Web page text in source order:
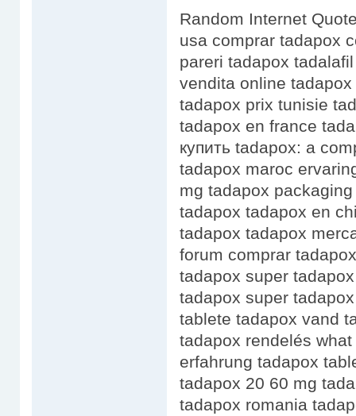
Random Internet
usa comprar tadapox
pareri tadapox
vendita online
tadapox prix tunisie
tadapox en france
купить tadapox: a
tadapox maroc
mg tadapox
tadapox tadapox en
tadapox tadapox
forum comprar
tadapox super
tadapox super
tablete tadapox vand
tadapox rendelés
erfahrung tadapox
tadapox 20 60 mg
tadapox romania